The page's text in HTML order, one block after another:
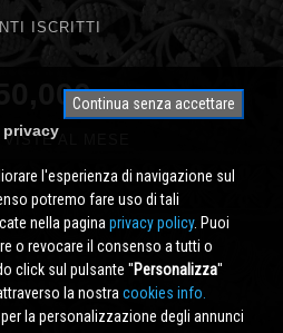
ISCRITTI
AL MESE
Continua senza accettare
privacy
l'esperienza di navigazione sul
potremo fare uso di tali
nella pagina privacy policy. Puoi
o revocare il consenso a tutti o
click sul pulsante ''Personalizza''
la nostra cookies info.
la personalizzazione degli annunci